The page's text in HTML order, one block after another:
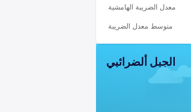
معدل الضريبة الهامشية
متوسط معدل الضريبة
الجبل ألضرائبي